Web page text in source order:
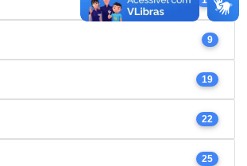
9
19
22
25